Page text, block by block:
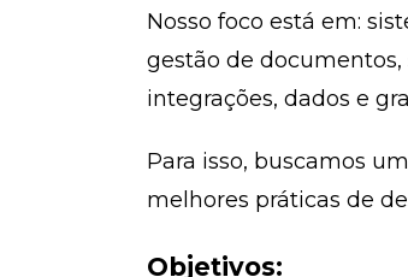
Nosso foco está em:
gestão de
integrações, dados e
Para isso, buscamos
melhores práticas de
Objetivos: